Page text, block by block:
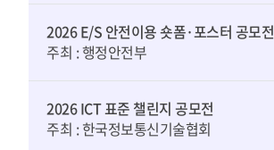
2026 E/S 안전이용 숏폼·포스터 공모전
주최 : 행정안전부
2026 ICT 표준 챌린지 공모전
주최 : 한국정보통신기술협회